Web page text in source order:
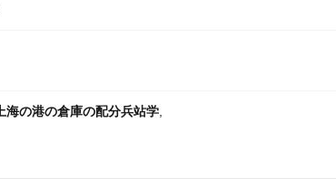
上海の港の倉庫の配分兵站学